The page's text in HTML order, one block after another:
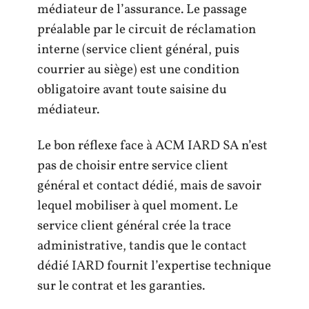
médiateur de l’assurance. Le passage
préalable par le circuit de réclamation
interne (service client général, puis
courrier au siège) est une condition
obligatoire avant toute saisine du
médiateur.
Le bon réflexe face à ACM IARD SA n’est
pas de choisir entre service client
général et contact dédié, mais de savoir
lequel mobiliser à quel moment. Le
service client général crée la trace
administrative, tandis que le contact
dédié IARD fournit l’expertise technique
sur le contrat et les garanties.